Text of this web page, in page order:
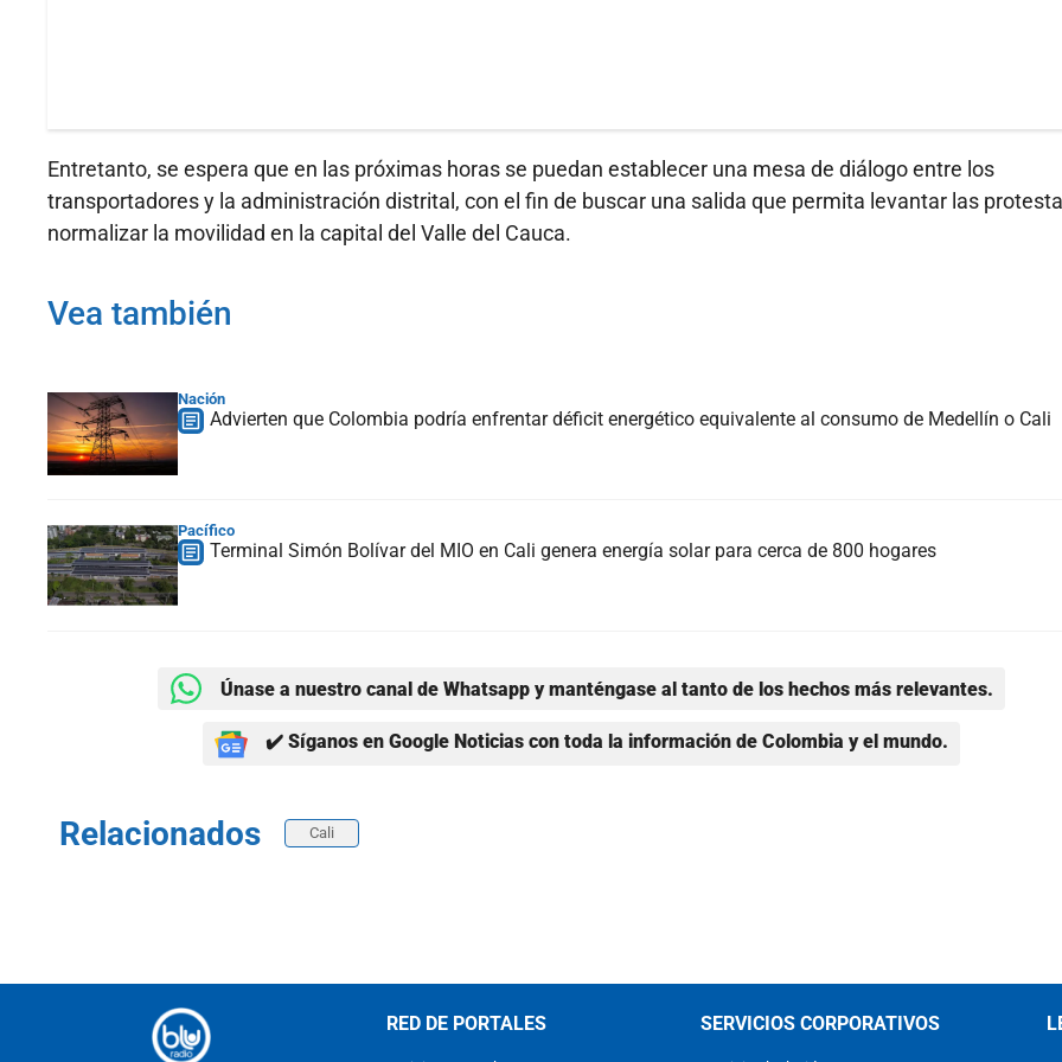
Entretanto, se espera que en las próximas horas se puedan establecer una mesa de diálogo entre los
transportadores y la administración distrital, con el fin de buscar una salida que permita levantar las
normalizar la movilidad en la capital del Valle del Cauca.
Vea también
Nación
Advierten que Colombia podría enfrentar déficit energético equivalente al consumo de Medellín o Cali
Pacífico
Terminal Simón Bolívar del MIO en Cali genera energía solar para cerca de 800 hogares
Únase a nuestro canal de Whatsapp y manténgase al tanto de los hechos más relevantes.
✔️ Síganos en Google Noticias con toda la información de Colombia y el mundo.
Relacionados Cali
RED DE PORTALES SERVICIOS CORPORATIVOS